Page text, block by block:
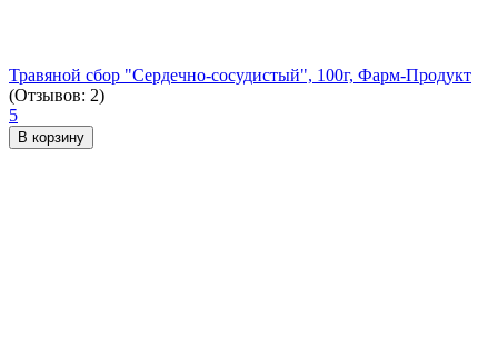
Травяной сбор "Сердечно-сосудистый", 100г, Фарм-Продукт
(Отзывов: 2)
5
В корзину